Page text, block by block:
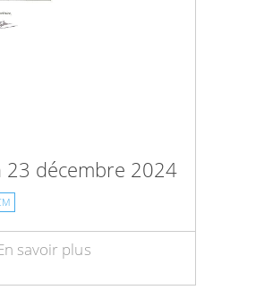
23 décembre 2024
savoir plus